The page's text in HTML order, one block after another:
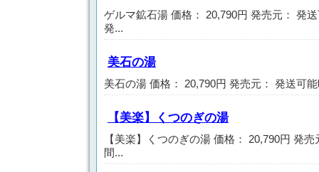
ゲルマ鉱石湯 価格： 20,790円 発売元： 発
発...
美石の湯
美石の湯 価格： 20,790円 発売元： 発送可
【美楽】くつのぎの湯
【美楽】くつのぎの湯 価格： 20,790円 発
間...